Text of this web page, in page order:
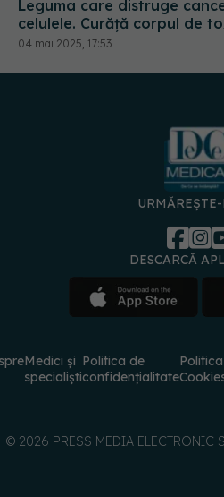
04 mai 2025, 17:53
URMĂREȘTE-
DESCARCĂ
Medici și Politica de
Politica